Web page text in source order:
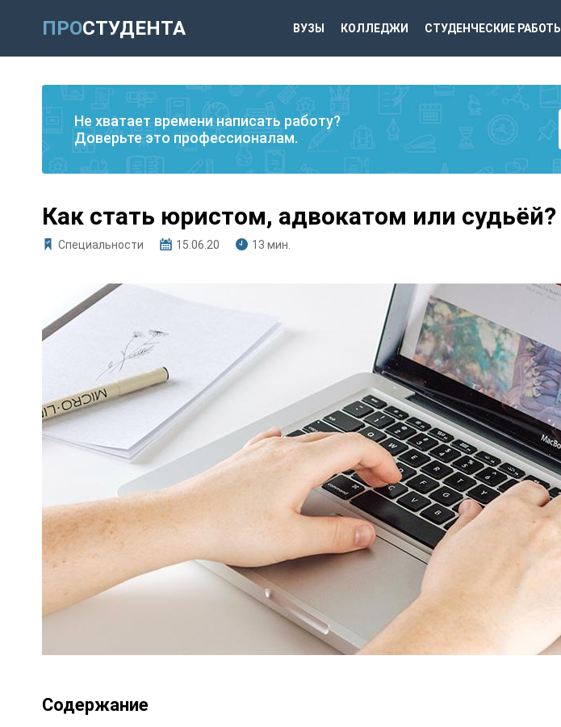
ПРОСТУДЕНТА ВУЗЫ КОЛЛЕДЖИ СТУДЕНЧЕСКИЕ РАБОТЫ
Не хватает времени написать работу?
Доверьте это профессионалам.
Как стать юристом, адвокатом или судьёй?
Специальности 15.06.20 13 мин.
Содержание